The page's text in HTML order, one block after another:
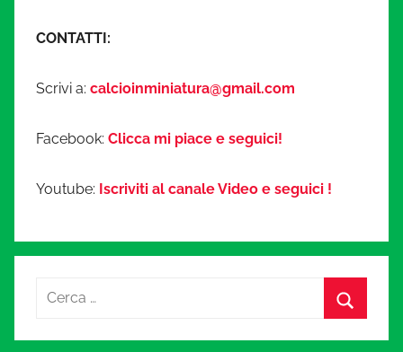
CONTATTI:
Scrivi a: calcioinminiatura@gmail.com
Facebook: Clicca mi piace e seguici!
Youtube: Iscriviti al canale Video e seguici !